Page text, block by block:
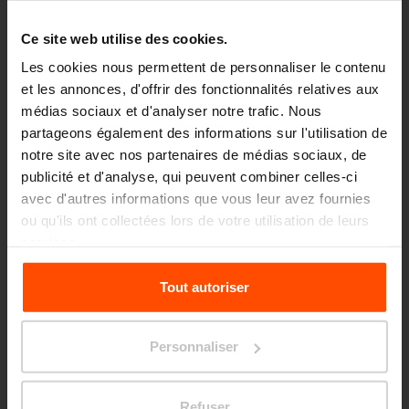
Ce site web utilise des cookies.
Les cookies nous permettent de personnaliser le contenu
et les annonces, d'offrir des fonctionnalités relatives aux
médias sociaux et d'analyser notre trafic. Nous
partageons également des informations sur l'utilisation de
notre site avec nos partenaires de médias sociaux, de
publicité et d'analyse, qui peuvent combiner celles-ci
avec d'autres informations que vous leur avez fournies
ou qu'ils ont collectées lors de votre utilisation de leurs
Pour plus d'informations, veuillez consulter le
sitePrinciples Relating to the Processing Personal
Tout autoriser
Personnaliser
28. 1.
Événements
Kino, pop-corn, bancs et
poubelles
Bientôt au Salon du Mobilier de Stockholm
2024
13. 8.
Événements
Nous soutenons le
changement, le
développement urbain et la
Entretien avec Omar Mirza (conservateur de
Charger plus